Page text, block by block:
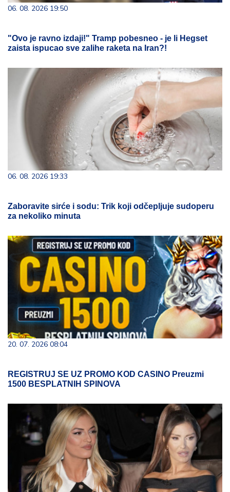
06. 08. 2026 19:50
"Ovo je ravno izdaji!" Tramp pobesneo - je li Hegset
zaista ispucao sve zalihe raketa na Iran?!
06. 08. 2026 19:33
Zaboravite sirće i sodu: Trik koji odčepljuje sudoperu
za nekoliko minuta
20. 07. 2026 08:04
REGISTRUJ SE UZ PROMO KOD CASINO Preuzmi
1500 BESPLATNIH SPINOVA